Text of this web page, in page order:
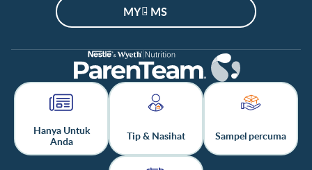
MY - MS
Hanya Untuk
Anda
Tip & Nasihat Sampel percuma